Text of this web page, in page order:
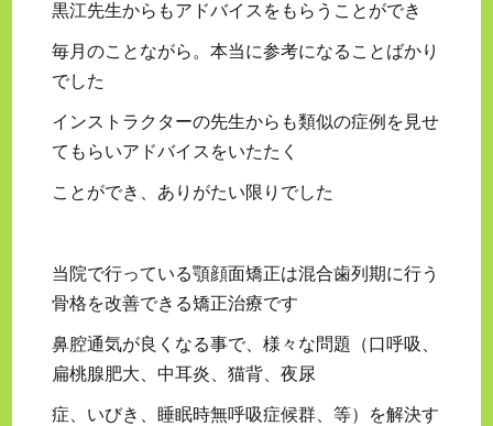
黒江先生からもアドバイスをもらうことができ
毎月のことながら。本当に参考になることばかり
でした
インストラクターの先生からも類似の症例を見せ
てもらいアドバイスをいたたく
ことができ、ありがたい限りでした
当院で行っている顎顔面矯正は混合歯列期に行う
骨格を改善できる矯正治療です
鼻腔通気が良くなる事で、様々な問題（口呼吸、
扁桃腺肥大、中耳炎、猫背、夜尿
症、いびき、睡眠時無呼吸症候群、等）を解決す